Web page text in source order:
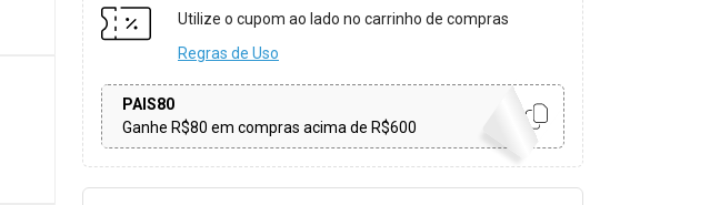
Utilize o cupom ao lado no carrinho de compras
Regras de Uso
PAIS80
Ganhe R$80 em compras acima de R$600